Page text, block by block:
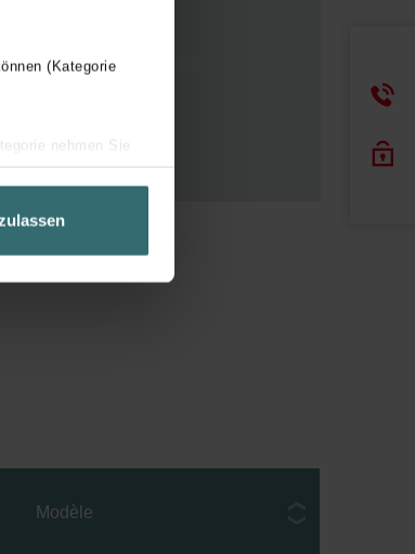
(Kategorie
nehmen Sie
Informationen
Link in der
Modèle